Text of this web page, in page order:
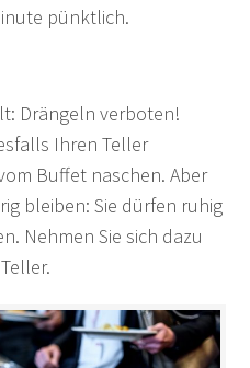
pünktlich.
Drängeln verboten!
Ihren Teller
Buffet naschen. Aber
bleiben: Sie dürfen ruhig
Nehmen Sie sich dazu